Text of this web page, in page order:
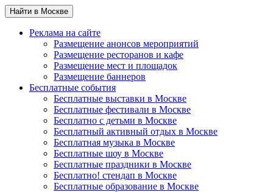
Найти в Москве
Реклама на сайте
Размещение анонсов мероприятий
Размещение ресторанов и кафе
Размещение мест и площадок
Размещение баннеров
Бесплатные события
Бесплатные выставки в Москве
Бесплатные фестивали в Москве
Бесплатно с детьми в Москве
Бесплатный активный отдых в Москве
Бесплатная музыка в Москве
Бесплатные шоу в Москве
Бесплатные праздники в Москве
Бесплатно! стендап в Москве
Бесплатные образование в Москве